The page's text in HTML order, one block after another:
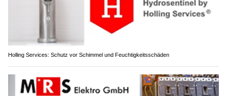
Holling Services: Schutz vor Schimmel und Feuchtigkeitsschäden